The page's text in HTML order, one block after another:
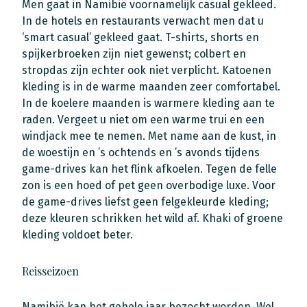
Men gaat in Namibië voornamelijk casual gekleed.
In de hotels en restaurants verwacht men dat u
‘smart casual’ gekleed gaat. T-shirts, shorts en
spijkerbroeken zijn niet gewenst; colbert en
stropdas zijn echter ook niet verplicht. Katoenen
kleding is in de warme maanden zeer comfortabel.
In de koelere maanden is warmere kleding aan te
raden. Vergeet u niet om een warme trui en een
windjack mee te nemen. Met name aan de kust, in
de woestijn en ’s ochtends en ’s avonds tijdens
game-drives kan het flink afkoelen. Tegen de felle
zon is een hoed of pet geen overbodige luxe. Voor
de game-drives liefst geen felgekleurde kleding;
deze kleuren schrikken het wild af. Khaki of groene
kleding voldoet beter.
Reisseizoen